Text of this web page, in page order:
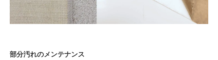
部分汚れのメンテナンス